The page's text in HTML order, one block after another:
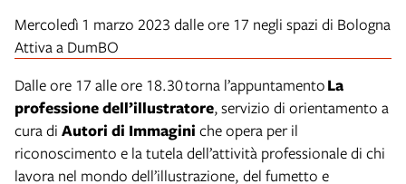
Mercoledì 1 marzo 2023 dalle ore 17 negli spazi di Bologna
Attiva a DumBO
Dalle ore 17 alle ore 18.30 torna l’appuntamentoLa
professione dell’illustratore,servizio di orientamento a
cura di Autori di Immagini che opera per il
riconoscimento e la tutela dell’attività professionale di chi
lavora nel mondo dell’illustrazione, del fumetto e